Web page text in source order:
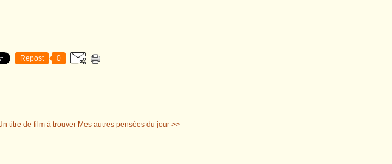
Repost 0
titre de film à trouver Mes autres pensées du jour >>